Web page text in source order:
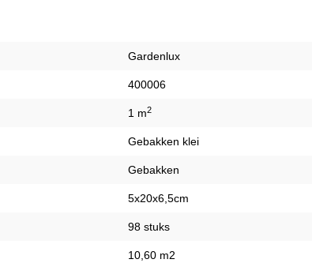
Gardenlux
400006
1 m2
Gebakken klei
Gebakken
5x20x6,5cm
98 stuks
10,60 m2